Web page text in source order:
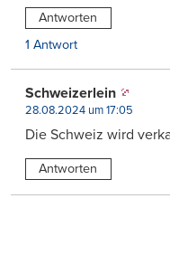
Antworten
1 Antwort
Schweizerlein
28.08.2024 um 17:05
Die Schweiz wird
Antworten